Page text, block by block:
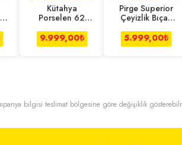
Kütahya
Porselen 62
Takımı Bone
Kalipso
9.999,00₺
Pirge Superior
Çeyizlik Bıçak
Parça
5.999,00₺
bilgisi teslimat bölgesine göre değişiklik